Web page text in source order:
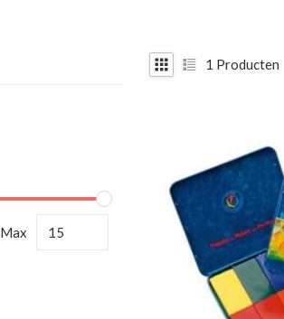
Max
1 Producten